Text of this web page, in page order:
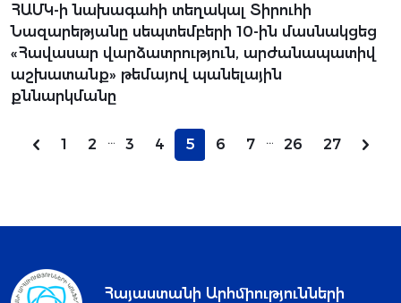
ՀԱՄԿ-ի նախագահի տեղակալ Տիրուհի
Նազարեթյանը սեպտեմբերի 10-ին մասնակցեց
«Հավասար վարձատրություն, արժանապատիվ
աշխատանք» թեմայով պանելային
քննարկմանը
1 2 ... 3 4 5 6 7 ... 26 27
Հայաստանի Արհմիությունների